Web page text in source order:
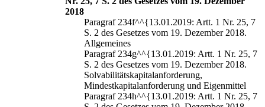
2018
Paragraf 234f^^{13.01.2019: Artt. 1 Nr. 25, 7
S. 2 des Gesetzes vom 19. Dezember 2018.
Allgemeines
Paragraf 234g^^{13.01.2019: Artt. 1 Nr. 25, 7
S. 2 des Gesetzes vom 19. Dezember 2018.
Solvabilitätskapitalanforderung,
Mindestkapitalanforderung und Eigenmittel
Paragraf 234h^^{13.01.2019: Artt. 1 Nr. 25, 7